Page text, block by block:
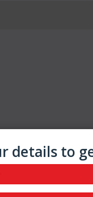
details to